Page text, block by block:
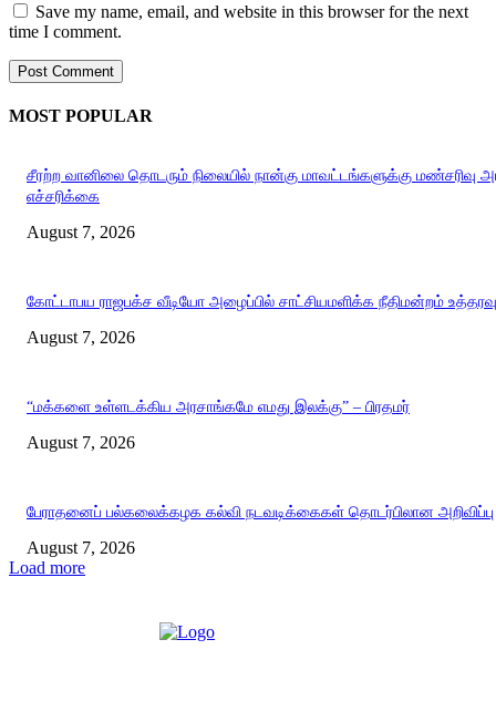
Save my name, email, and website in this browser for the next
time I comment.
MOST POPULAR
சீரற்ற வானிலை தொடரும் நிலையில் நான்கு மாவட்டங்களுக்கு மண்சரிவு
எச்சரிக்கை
August 7, 2026
கோட்டாபய ராஜபக்ச வீடியோ அழைப்பில் சாட்சியமளிக்க நீதிமன்றம் உத்தரவு
August 7, 2026
“மக்களை உள்ளடக்கிய அரசாங்கமே எமது இலக்கு” – பிரதமர்
August 7, 2026
பேராதனைப் பல்கலைக்கழக கல்வி நடவடிக்கைகள் தொடர்பிலான அறிவிப்பு
August 7, 2026
Load more